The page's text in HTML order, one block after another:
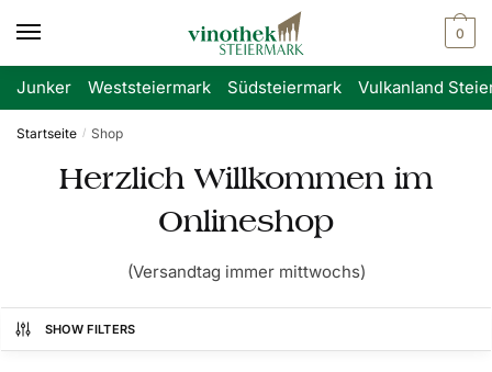
navigation
content
0
Junker Weststeiermark Südsteiermark Vulkanland
Startseite / Shop
Herzlich Willkommen im
Onlineshop
(Versandtag immer mittwochs)
SHOW FILTERS